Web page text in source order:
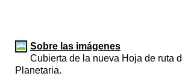
Sobre las imágenes
Cubierta de la nueva Hoja de ruta
Planetaria.